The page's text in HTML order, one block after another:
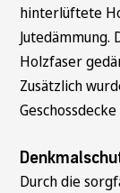
hinterlüftete
Holzfaser
Zusätzlich
Durch die